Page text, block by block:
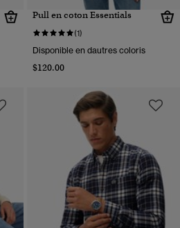
Pull en coton Essentials
(1)
Disponible en dautres coloris
$120.00